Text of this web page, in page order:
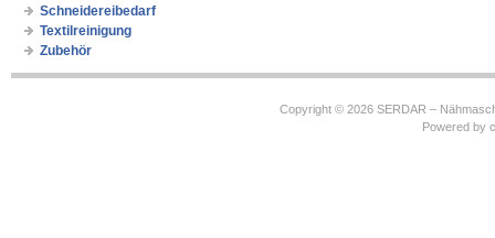
Schneidereibedarf
Textilreinigung
Zubehör
Copyright © 2026 SERDAR –
Powered by